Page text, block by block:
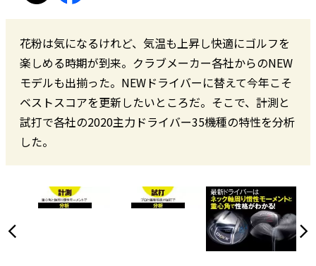
花粉は気になるけれど、気温も上昇し快適にゴルフを
楽しめる時期が到来。クラブメーカー各社からのNEW
モデルも出揃った。NEWドライバーに替えて今年こそ
ベストスコアを更新したいところだ。そこで、計測と
試打で各社の2020主力ドライバー35機種の特性を分析
した。